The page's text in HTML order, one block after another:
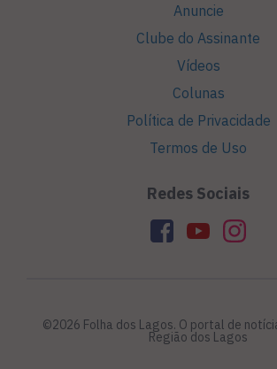
Anuncie
Clube do Assinante
Vídeos
Colunas
Política de Privacidade
Termos de Uso
Redes Sociais
©2026 Folha dos Lagos. O portal de
Região dos Lagos